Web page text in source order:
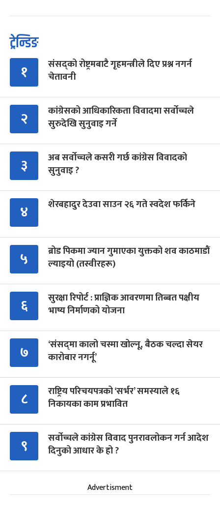
ट्रेन्डिङ
१
संसद्को रोष्ट्रमबाटै गृहमन्त्रीले दिए प्रश्न नगर्न
चेतावनी
२
कांग्रेसको आधिकारिकता विवादमा सर्वोच्चले
सुरुदेखि सुनुवाइ गर्ने
३
अब सर्वोच्चले कसरी गर्छ कांग्रेस विवादको
सुनुवाइ ?
४ शेरबहादुर देउवा साउन २६ गते स्वदेश फर्किने
५
ब्रोड पिकमा ज्यान गुमाएका युक्तको शव काठमाडौं
ल्याइयो (तस्वीरहरू)
६
सुरक्षा रिपोर्ट : प्राज्ञिक आवरणमा तिब्बत पक्षीय
भाष्य निर्माणको योजना
७
‘संसद्‍मा कालो चस्मा खोल्नू, बैठक चल्दा सेयर
कारोबार नगर्नू’
८
राष्ट्रिय परिचयपत्रको ‘सर्भर’ समस्याले १६
निकायका काम प्रभावित
९
सर्वोच्चले कांग्रेस विवाद पुनरावलोकन गर्न आदेश
दिनुको आधार के हो ?
Advertisment